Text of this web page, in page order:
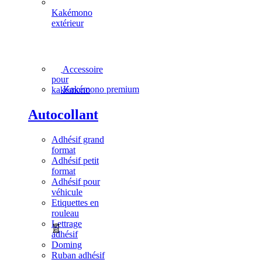
Accessoire
pour
kakémono
Autocollant
Adhésif grand
format
Adhésif petit
format
Adhésif pour
véhicule
Etiquettes en
rouleau
Lettrage
adhésif
Doming
Ruban adhésif
Kakémono
extérieur
Kakémono premium